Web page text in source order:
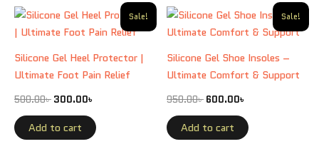
Sale!
Silicone Gel Heel Protector |
Ultimate Foot Pain Relief
500.00৳
Original
was:
300.00৳
Current
is:
Add to cart
Sale!
Silicone Gel Shoe Insoles –
Ultimate Comfort & Support
950.00৳
Original
was:
600.00৳
Current
is:
Add to cart